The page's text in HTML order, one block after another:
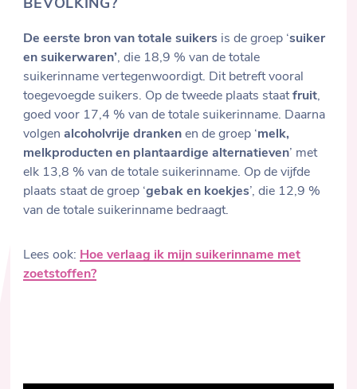
BEVOLKING?
De eerste bron van totale suikers is de groep ‘suiker
en suikerwaren’, die 18,9 % van de totale
suikerinname vertegenwoordigt. Dit betreft vooral
toegevoegde suikers. Op de tweede plaats staatfruit,
goed voor 17,4 % van de totale suikerinname. Daarna
volgenalcoholvrije dranken en de groep ‘melk,
melkproducten en plantaardige alternatieven’ met
elk 13,8 % van de totale suikerinname. Op de vijfde
plaats staat de groep ‘gebak en koekjes’, die 12,9 %
van de totale suikerinname bedraagt.
Lees ook: Hoe verlaag ik mijn suikerinname met
zoetstoffen?